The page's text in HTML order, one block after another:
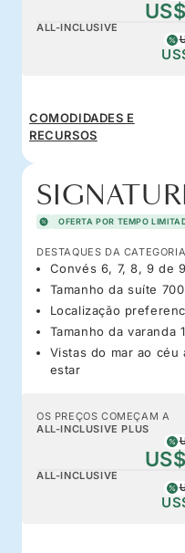
ALL-INCLUSIVE
COMODIDADES E
RECURSOS
OFERTA POR TEMPO
DESTAQUES DA CATEGORIA
Convés 6, 7, 8, 9 de 9
Tamanho da suíte
Localização
Tamanho da varanda
Vistas do mar ao céu
estar
OS PREÇOS COMEÇAM A
ALL-INCLUSIVE PLUS
ALL-INCLUSIVE